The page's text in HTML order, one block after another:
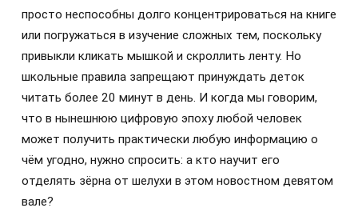
просто неспособны долго концентрироваться на книге
или погружаться в изучение сложных тем, поскольку
привыкли кликать мышкой и скроллить ленту. Но
школьные правила запрещают принуждать деток
читать более 20 минут в день. И когда мы говорим,
что в нынешнюю цифровую эпоху любой человек
может получить практически любую информацию о
чём угодно, нужно спросить: а кто научит его
отделять зёрна от шелухи в этом новостном девятом
вале?